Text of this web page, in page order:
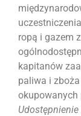
ropą i gazem
kapitanów
paliwa i
okupowanych